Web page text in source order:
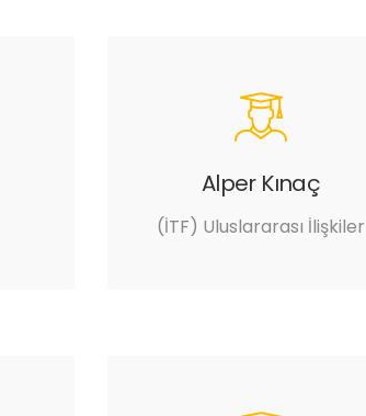
Alper Kınaç
(İTF) Uluslararası İlişkiler